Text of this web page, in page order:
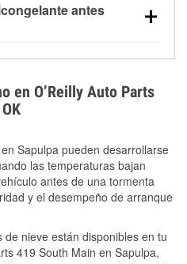
10 °F que baja la
más información sobre
antes
condiciones de frío
la protección
How-To.
en O’Reilly Auto Parts
Sapulpa pueden desarrollarse
las temperaturas bajan
antes de una tormenta
y el desempeño de arranque
nieve están disponibles en tu
419 South Main en Sapulpa,